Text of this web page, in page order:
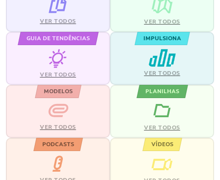
VER TODOS VER TODOS
GUIA DE TENDÊNCIAS
VER TODOS
IMPULSIONA
VER TODOS
MODELOS
VER TODOS
PLANILHAS
VER TODOS
PODCASTS VÍDEOS